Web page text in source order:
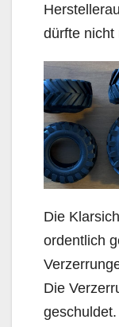
dürfte nicht
Die
ordentlich
Die